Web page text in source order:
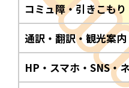
コミュ障・引きこも
通訳・翻訳・観光案
HP・スマホ・SNS・